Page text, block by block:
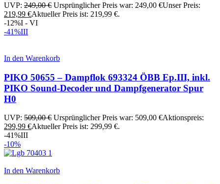
UVP: 249,00€ Ursprünglicher Preis war: 249,00 €Unser Preis:
219,99 €Aktueller Preis ist: 219,99 €.
-12%I - VI
-41%III
In den Warenkorb
PIKO 50655 – Dampflok 693324 ÖBB Ep.III, inkl.
PIKO Sound-Decoder und Dampfgenerator Spur
H0
UVP: 509,00€ Ursprünglicher Preis war: 509,00 €Aktionspreis:
299,99 €Aktueller Preis ist: 299,99 €.
-41%III
-10%
In den Warenkorb